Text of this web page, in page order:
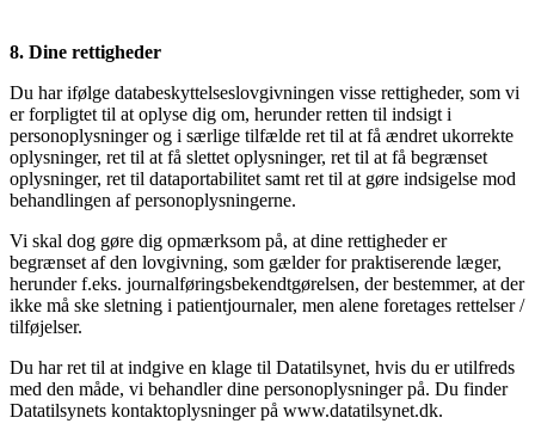
8. Dine rettigheder
Du har ifølge databeskyttelseslovgivningen visse rettigheder, som vi
er forpligtet til at oplyse dig om, herunder retten til indsigt i
personoplysninger og i særlige tilfælde ret til at få ændret ukorrekte
oplysninger, ret til at få slettet oplysninger, ret til at få begrænset
oplysninger, ret til dataportabilitet samt ret til at gøre indsigelse mod
behandlingen af personoplysningerne.
Vi skal dog gøre dig opmærksom på, at dine rettigheder er
begrænset af den lovgivning, som gælder for praktiserende læger,
herunder f.eks. journalføringsbekendtgørelsen, der bestemmer, at der
ikke må ske sletning i patientjournaler, men alene foretages rettelser /
tilføjelser.
Du har ret til at indgive en klage til Datatilsynet, hvis du er utilfreds
med den måde, vi behandler dine personoplysninger på. Du finder
Datatilsynets kontaktoplysninger på www.datatilsynet.dk.